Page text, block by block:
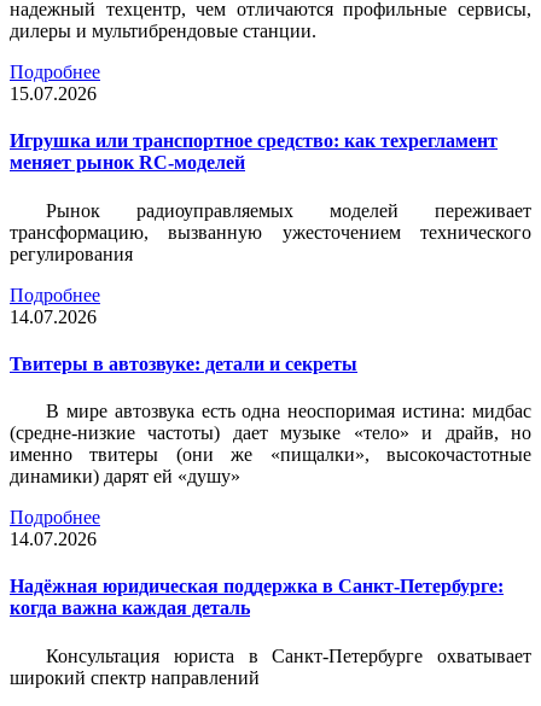
надежный техцентр, чем отличаются профильные сервисы,
дилеры и мультибрендовые станции.
Подробнее
15.07.2026
Игрушка или транспортное средство: как техрегламент
меняет рынок RC-моделей
Рынок радиоуправляемых моделей переживает
трансформацию, вызванную ужесточением технического
регулирования
Подробнее
14.07.2026
Твитеры в автозвуке: детали и секреты
В мире автозвука есть одна неоспоримая истина: мидбас
(средне-низкие частоты) дает музыке «тело» и драйв, но
именно твитеры (они же «пищалки», высокочастотные
динамики) дарят ей «душу»
Подробнее
14.07.2026
Надёжная юридическая поддержка в Санкт-Петербурге:
когда важна каждая деталь
Консультация юриста в Санкт-Петербурге охватывает
широкий спектр направлений